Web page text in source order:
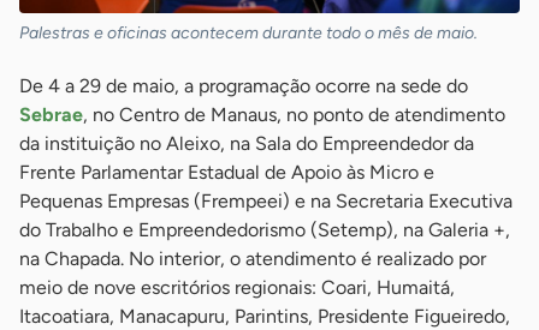
Palestras e oficinas acontecem durante todo o mês de maio.
De 4 a 29 de maio, a programação ocorre na sede do
Sebrae, no Centro de Manaus, no ponto de atendimento
da instituição no Aleixo, na Sala do Empreendedor da
Frente Parlamentar Estadual de Apoio às Micro e
Pequenas Empresas (Frempeei) e na Secretaria Executiva
do Trabalho e Empreendedorismo (Setemp), na Galeria +,
na Chapada. No interior, o atendimento é realizado por
meio de nove escritórios regionais: Coari, Humaitá,
Itacoatiara, Manacapuru, Parintins, Presidente Figueiredo,